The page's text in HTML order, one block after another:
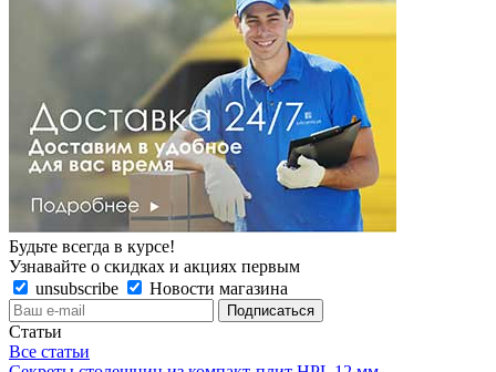
Будьте всегда в курсе!
Узнавайте о скидках и акциях первым
unsubscribe
Новости магазина
Статьи
Все статьи